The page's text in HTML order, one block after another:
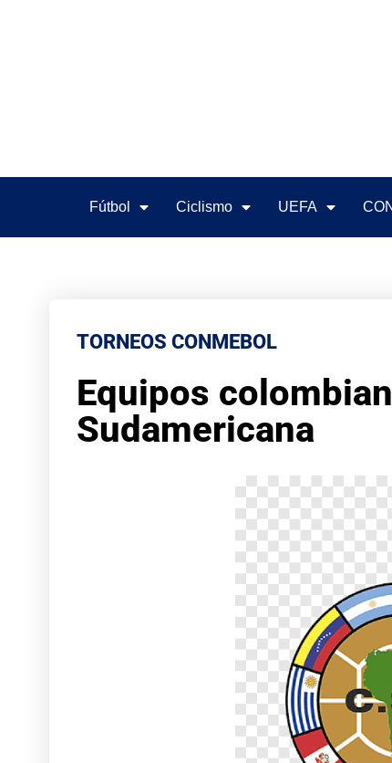
Fútbol Ciclismo UEFA
TORNEOS CONMEBOL
Equipos
Sudamericana